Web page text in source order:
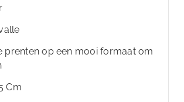
prenten op een mooi formaat om
Cm